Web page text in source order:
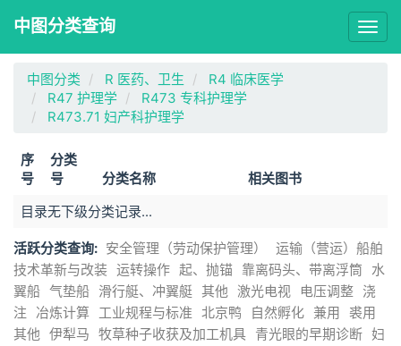
中图分类查询
中图分类 R 医药、卫生
R4 临床医学
R47 护理学
R473 专科护理学
R473.71 妇产科护理学
序
号
分类
号
分类名称
相关图书
目录无下级分类记录...
活跃分类查询: 安全管理（劳动保护管理）
运输（营运）船舶
技术革新与改装 运转操作 起、抛锚 靠离码头、带离浮筒
水
翼船 气垫船 滑行艇、冲翼艇 其他 激光电视 电压调整 浇
注
冶炼计算 工业规程与标准 北京鸭 自然孵化 兼用 裘用
其他 伊犁马 牧草种子收获及加工机具 青光眼的早期诊断 妇